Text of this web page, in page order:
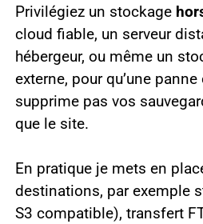
Privilégiez un stockage
cloud fiable, un serveur
hébergeur, ou même un
externe, pour qu’une
supprime pas vos
que le site.
En pratique je mets en
destinations, par exemple
S3 compatible), transfert